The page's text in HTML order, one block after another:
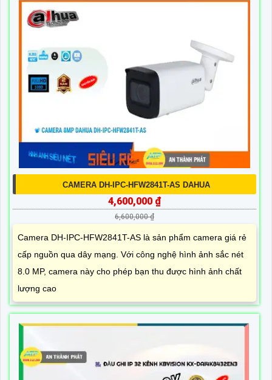
CAMERA DH-IPC-HFW2841T-AS DAHUA
4,600,000 ₫
6,600,000 ₫
Camera DH-IPC-HFW2841T-AS là sản phẩm camera giá rẻ
cấp nguồn qua dây mạng. Với công nghệ hình ảnh sắc nét
8.0 MP, camera này cho phép bạn thu được hình ảnh chất
lượng cao